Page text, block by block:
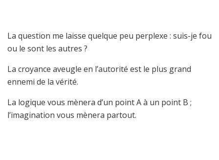
La question me laisse quelque peu perplexe : suis-je fou
ou le sont les autres ?
La croyance aveugle en l’autorité est le plus grand
ennemi de la vérité.
La logique vous mènera d’un point A à un point B ;
l’imagination vous mènera partout.